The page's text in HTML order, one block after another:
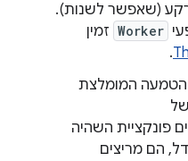
(שאפשר לשנות).
Worker זמין
.
המומלצת
פונקציית השהיה
הם מריצים